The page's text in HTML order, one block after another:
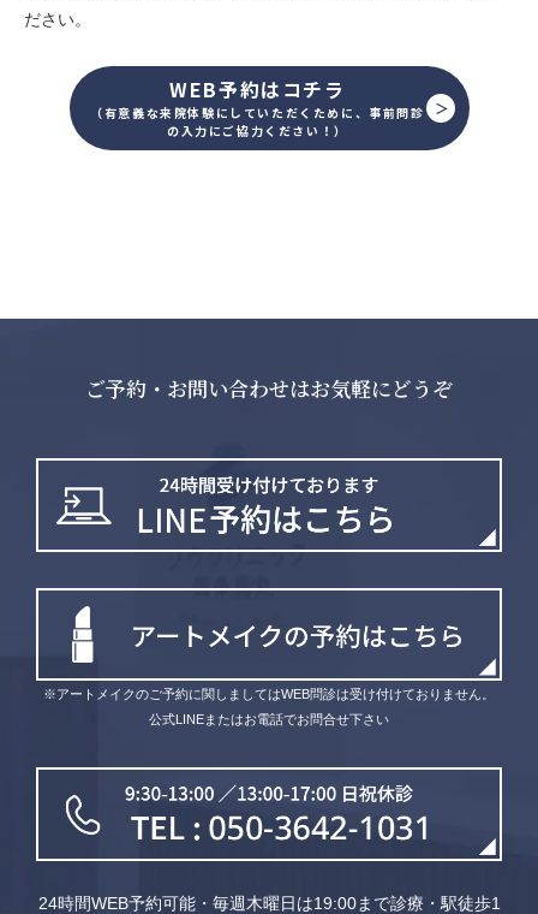
ださい。
WEB予約はコチラ
（有意義な来院体験にしていただくために、事前問診
の入力にご協力ください！）
ご予約・お問い合わせはお気軽にどうぞ
※アートメイクのご予約に関しましてはWEB問診は受け付けておりません。
公式LINEまたはお電話でお問合せ下さい
24時間WEB予約可能・毎週木曜日は19:00まで診療・駅徒歩1